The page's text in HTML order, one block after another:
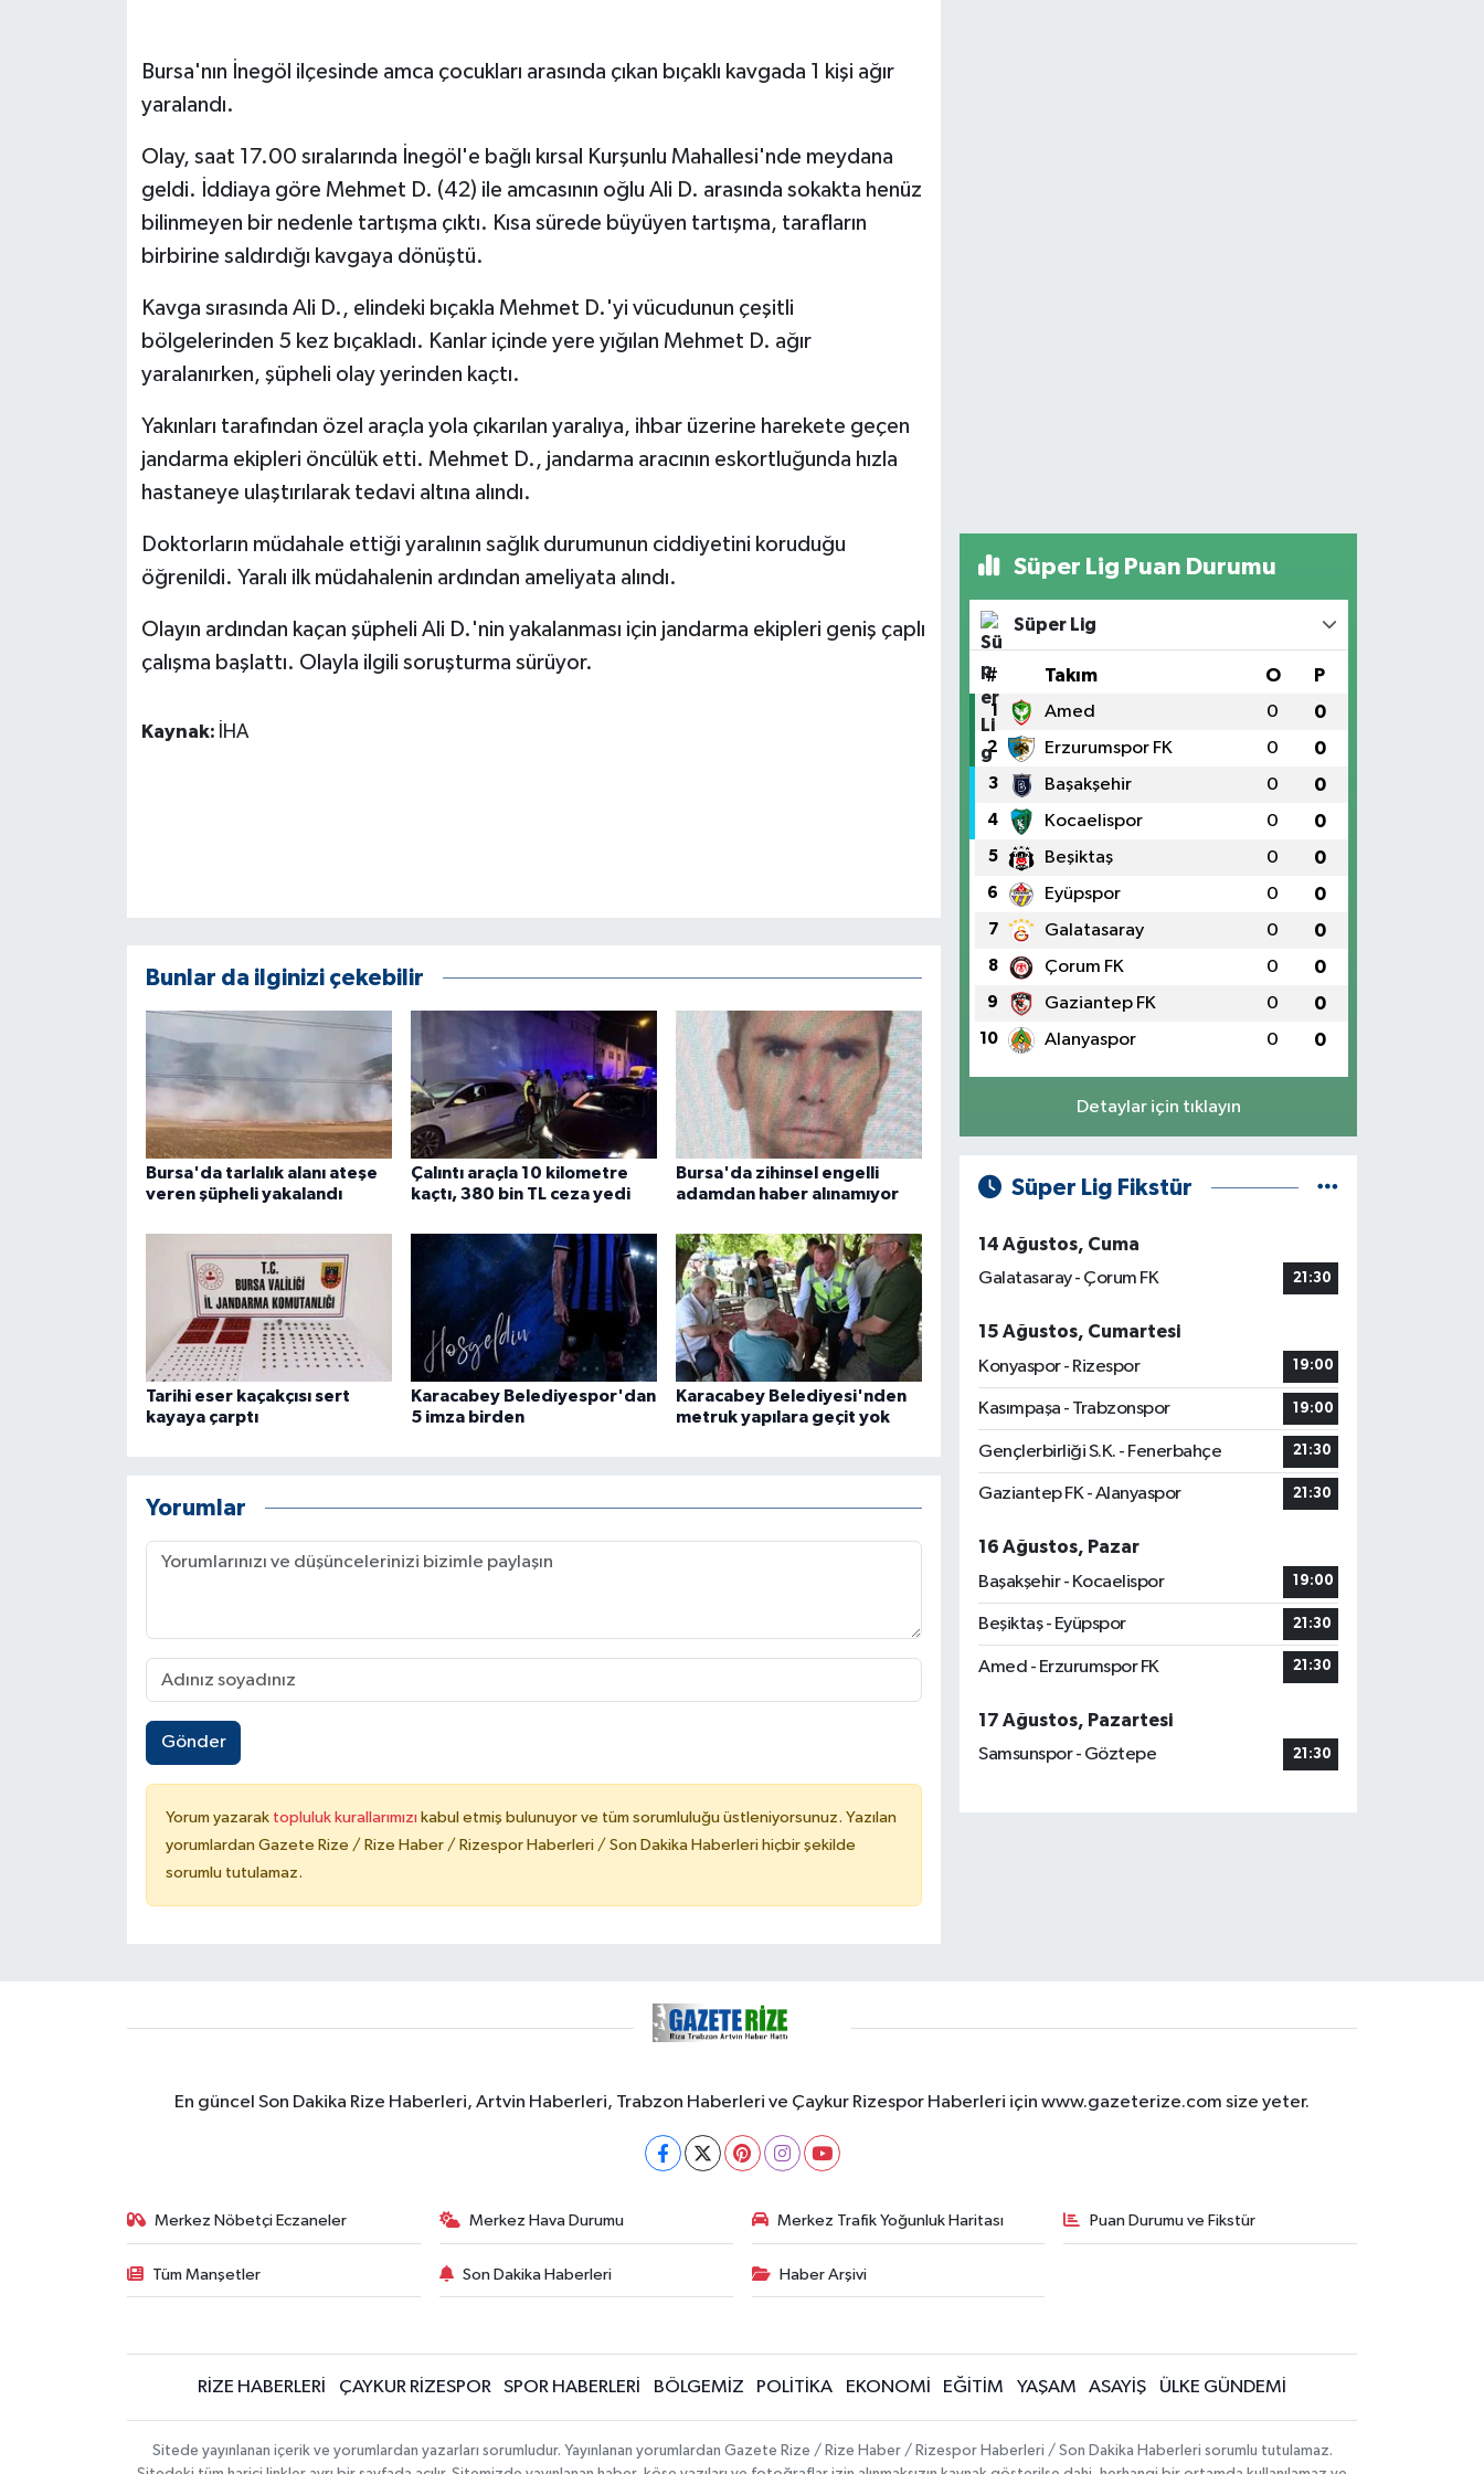
Bursa'nın İnegöl ilçesinde amca çocukları arasında çıkan bıçaklı kavgada 1 kişi ağır
yaralandı.
Olay, saat 17.00 sıralarında İnegöl'e bağlı kırsal Kurşunlu Mahallesi'nde meydana
geldi. İddiaya göre Mehmet D. (42) ile amcasının oğlu Ali D. arasında sokakta henüz
bilinmeyen bir nedenle tartışma çıktı. Kısa sürede büyüyen tartışma, tarafların
birbirine saldırdığı kavgaya dönüştü.
Kavga sırasında Ali D., elindeki bıçakla Mehmet D.'yi vücudunun çeşitli
bölgelerinden 5 kez bıçakladı. Kanlar içinde yere yığılan Mehmet D. ağır
yaralanırken, şüpheli olay yerinden kaçtı.
Yakınları tarafından özel araçla yola çıkarılan yaralıya, ihbar üzerine harekete geçen
jandarma ekipleri öncülük etti. Mehmet D., jandarma aracının eskortluğunda hızla
hastaneye ulaştırılarak tedavi altına alındı.
Doktorların müdahale ettiği yaralının sağlık durumunun ciddiyetini koruduğu
öğrenildi. Yaralı ilk müdahalenin ardından ameliyata alındı.
Olayın ardından kaçan şüpheli Ali D.'nin yakalanması için jandarma ekipleri geniş çaplı
çalışma başlattı. Olayla ilgili soruşturma sürüyor.
Kaynak: İHA
Bunlar da ilginizi çekebilir
Bursa'da tarlalık alanı ateşe
veren şüpheli yakalandı
Çalıntı araçla 10 kilometre
kaçtı, 380 bin TL ceza yedi
Bursa'da zihinsel engelli
adamdan haber alınamıyor
Tarihi eser kaçakçısı sert
kayaya çarptı
Karacabey Belediyespor'dan
5 imza birden
Karacabey Belediyesi'nden
metruk yapılara geçit yok
Yorumlar
Gönder
Yorum yazarak topluluk kurallarımızı kabul etmiş bulunuyor ve tüm sorumluluğu üstleniyorsunuz. Yazılan
yorumlardan Gazete Rize / Rize Haber / Rizespor Haberleri / Son Dakika Haberleri hiçbir şekilde
sorumlu tutulamaz.
Süper Lig Puan Durumu
Süper Lig
# Takım O P
1 Amed 0 0
2 Erzurumspor FK 0 0
3 Başakşehir 0 0
4 Kocaelispor 0 0
5 Beşiktaş 0 0
6 Eyüpspor 0 0
7 Galatasaray 0 0
8 Çorum FK 0 0
9 Gaziantep FK 0 0
10 Alanyaspor 0 0
Detaylar için tıklayın
Süper Lig Fikstür
14 Ağustos, Cuma
Galatasaray - Çorum FK
21:30
15 Ağustos, Cumartesi
Konyaspor - Rizespor
19:00
Kasımpaşa - Trabzonspor 19:00
Gençlerbirliği S.K. - Fenerbahçe 21:30
Gaziantep FK - Alanyaspor 21:30
16 Ağustos, Pazar
Başakşehir - Kocaelispor
19:00
Beşiktaş - Eyüpspor 21:30
Amed - Erzurumspor FK 21:30
17 Ağustos, Pazartesi
Samsunspor - Göztepe
21:30
En güncel Son Dakika Rize Haberleri, Artvin Haberleri, Trabzon Haberleri ve Çaykur Rizespor Haberleri için www.gazeterize.com size yeter.
Merkez Nöbetçi Eczaneler Merkez Hava Durumu Merkez Trafik Yoğunluk Haritası Puan Durumu ve Fikstür
Tüm Manşetler Son Dakika Haberleri Haber Arşivi
RİZE HABERLERİ ÇAYKUR RİZESPOR SPOR HABERLERİ BÖLGEMİZ POLİTİKA EKONOMİ EĞİTİM YAŞAM ASAYİŞ ÜLKE GÜNDEMİ
Sitede yayınlanan içerik ve yorumlardan yazarları sorumludur. Yayınlanan yorumlardan Gazete Rize / Rize Haber / Rizespor Haberleri / Son Dakika Haberleri sorumlu tutulamaz.
GÜNDEM
HABERDE İNSAN
İş Dünyası
Jandarma
KÜLTÜR SANAT
POLİTİKA
ÜLKE GÜNDEMİ
Yerel Haberler